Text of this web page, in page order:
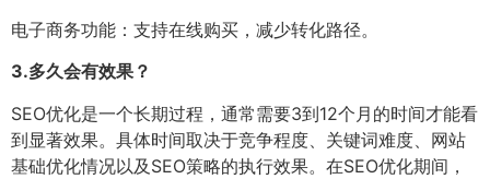
电子商务功能：支持在线购买，减少转化路径。
3.多久会有效果？
SEO优化是一个长期过程，通常需要3到12个月的时间才能看
到显著效果。具体时间取决于竞争程度、关键词难度、网站
基础优化情况以及SEO策略的执行效果。在SEO优化期间，